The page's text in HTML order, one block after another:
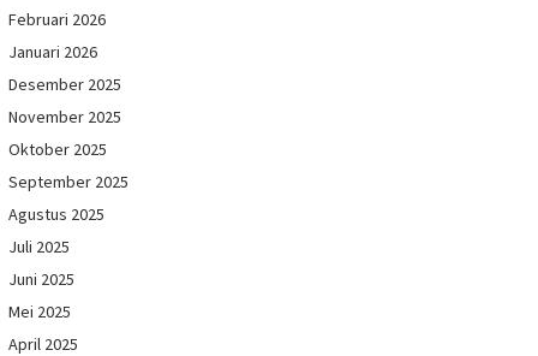
Februari 2026
Januari 2026
Desember 2025
November 2025
Oktober 2025
September 2025
Agustus 2025
Juli 2025
Juni 2025
Mei 2025
April 2025